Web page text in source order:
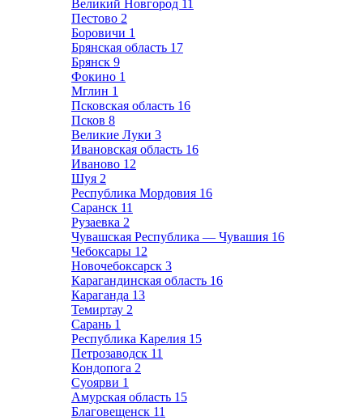
Великий Новгород 11
Пестово 2
Боровичи 1
Брянская область 17
Брянск 9
Фокино 1
Мглин 1
Псковская область 16
Псков 8
Великие Луки 3
Ивановская область 16
Иваново 12
Шуя 2
Республика Мордовия 16
Саранск 11
Рузаевка 2
Чувашская Республика — Чувашия 16
Чебоксары 12
Новочебоксарск 3
Карагандинская область 16
Караганда 13
Темиртау 2
Сарань 1
Республика Карелия 15
Петрозаводск 11
Кондопога 2
Суоярви 1
Амурская область 15
Благовещенск 11